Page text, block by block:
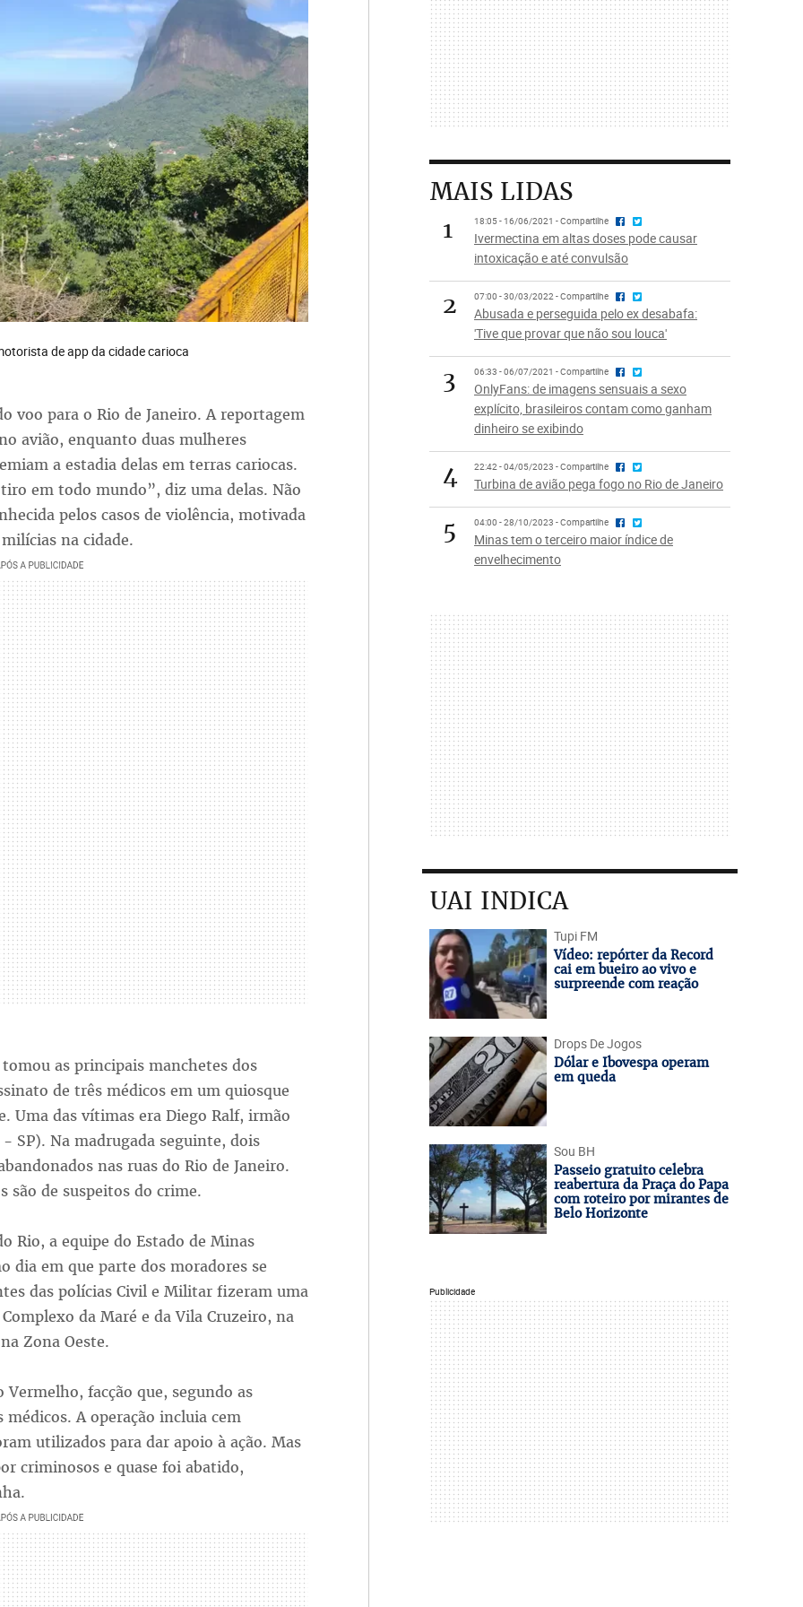
de app da cidade carioca
voo para o Rio de Janeiro. A reportagem
avião, enquanto duas mulheres
a estadia delas em terras cariocas.
em todo mundo”, diz uma delas. Não
pelos casos de violência, motivada
na cidade.
as principais manchetes dos
de três médicos em um quiosque
Uma das vítimas era Diego Ralf, irmão
SP). Na madrugada seguinte, dois
nas ruas do Rio de Janeiro.
são de suspeitos do crime.
Rio, a equipe do Estado de Minas
dia em que parte dos moradores se
das polícias Civil e Militar fizeram uma
da Maré e da Vila Cruzeiro, na
Zona Oeste.
facção que, segundo as
A operação incluia cem
utilizados para dar apoio à ação. Mas
criminosos e quase foi abatido,
MAIS LIDAS
1
18:05 - 16/06/2021 - Compartilhe
Ivermectina em altas doses pode causar
intoxicação e até convulsão
2 07:00 - 30/03/2022 - Compartilhe
Abusada e perseguida pelo ex desabafa:
'Tive que provar que não sou louca'
3 06:33 - 06/07/2021 - Compartilhe
OnlyFans: de imagens sensuais a sexo
explícito, brasileiros contam como ganham
dinheiro se exibindo
4 22:42 - 04/05/2023 - Compartilhe
Turbina de avião pega fogo no Rio de Janeiro
5 04:00 - 28/10/2023 - Compartilhe
Minas tem o terceiro maior índice de
envelhecimento
UAI INDICA
Tupi FM
Vídeo: repórter da Record
cai em bueiro ao vivo e
surpreende com reação
Drops De Jogos
Dólar e Ibovespa operam
em queda
Sou BH
Passeio gratuito celebra
reabertura da Praça do Papa
com roteiro por mirantes de
Belo Horizonte
Publicidade